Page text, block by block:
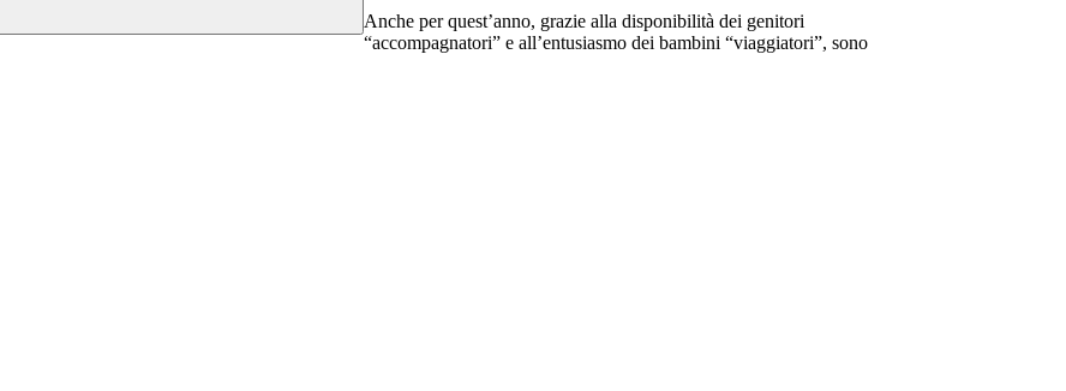
Anche per quest’anno, grazie alla disponibilità dei genitori
“accompagnatori” e all’entusiasmo dei bambini “viaggiatori”, sono